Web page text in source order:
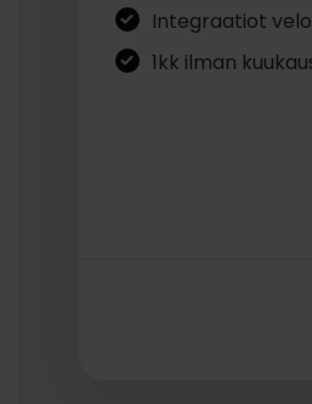
Integraatiot
1kk ilman